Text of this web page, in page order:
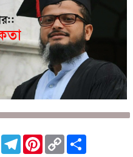
LinkedInTelegramPinterest
Copy
Link